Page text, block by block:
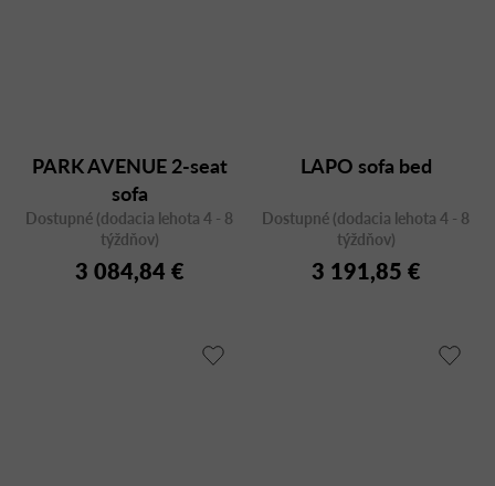
PARK AVENUE 2-seat
sofa
Dostupné (dodacia lehota 4 - 8
týždňov)
3 084,84 €
LAPO sofa bed
Dostupné (dodacia lehota 4 - 8
týždňov)
3 191,85 €